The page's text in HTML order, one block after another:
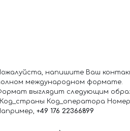
напишите Ваш
международном формате.
выглядит следующим
Код_оператора Номер
+49 176 22366899